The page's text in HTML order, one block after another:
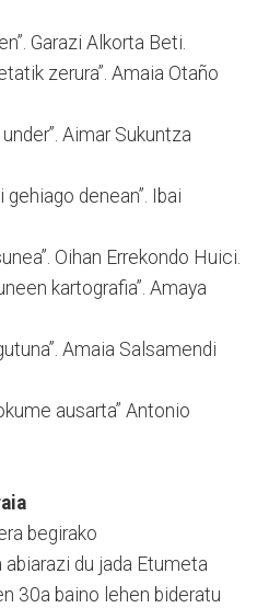
Garazi Alkorta Beti.
zerura”. Amaia Otaño
Aimar Sukuntza
denean”. Ibai
Oihan Errekondo Huici.
kartografia”. Amaya
Amaia Salsamendi
ausarta” Antonio
begirako
du jada Etumeta
30a baino lehen bideratu